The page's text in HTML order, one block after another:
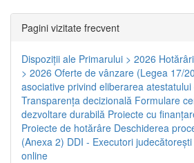
Pagini vizitate frecvent
Dispoziţii ale Primarului > 2026
> 2026 Oferte de vânzare (Legea 17/
asociative privind eliberarea
Transparenţa decizională Formulare
dezvoltare durabilă Proiecte cu
Proiecte de hotărâre Deschiderea
(Anexa 2) DDI - Executori judecătorești
online